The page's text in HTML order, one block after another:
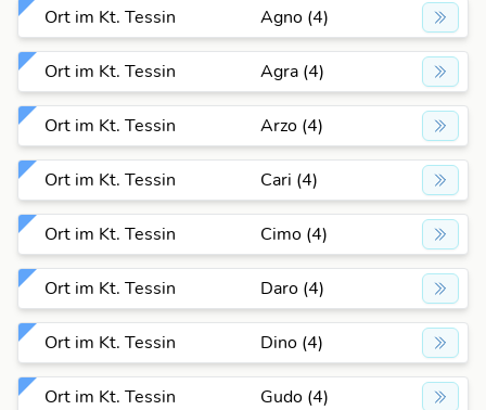
Ort im Kt. Tessin Agno (4)
Ort im Kt. Tessin Agra (4)
Ort im Kt. Tessin Arzo (4)
Ort im Kt. Tessin Cari (4)
Ort im Kt. Tessin Cimo (4)
Ort im Kt. Tessin Daro (4)
Ort im Kt. Tessin Dino (4)
Ort im Kt. Tessin Gudo (4)